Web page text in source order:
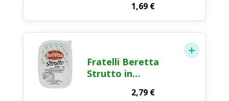
Formaggio Fresco
Spalmabile 180g
1,69 €
Fratelli Beretta
Strutto in
2,79 €